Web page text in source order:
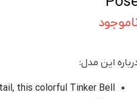
این مدل:
this colorful Tinker Bell